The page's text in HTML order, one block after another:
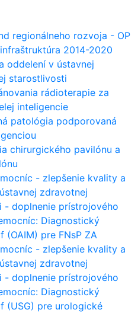
regionálneho rozvoja - OP
2014-2020
oddelení v ústavnej
starostlivosti
rádioterapie za
inteligencie
patológia podporovaná
chirurgického pavilónu a
- zlepšenie kvality a
zdravotnej
- doplnenie prístrojového
Diagnostický
(OAIM) pre FNsP ZA
- zlepšenie kvality a
zdravotnej
- doplnenie prístrojového
Diagnostický
(USG) pre urologické